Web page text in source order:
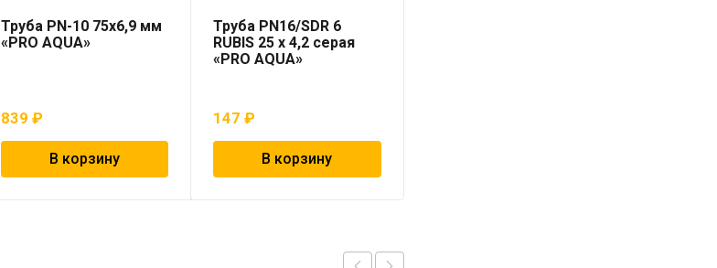
Труба PN-10 75х6,9 мм
«PRO AQUA»
839₽
В корзину
Труба PN16/SDR 6
RUBIS 25 x 4,2 серая
«PRO AQUA»
147₽
В корзину